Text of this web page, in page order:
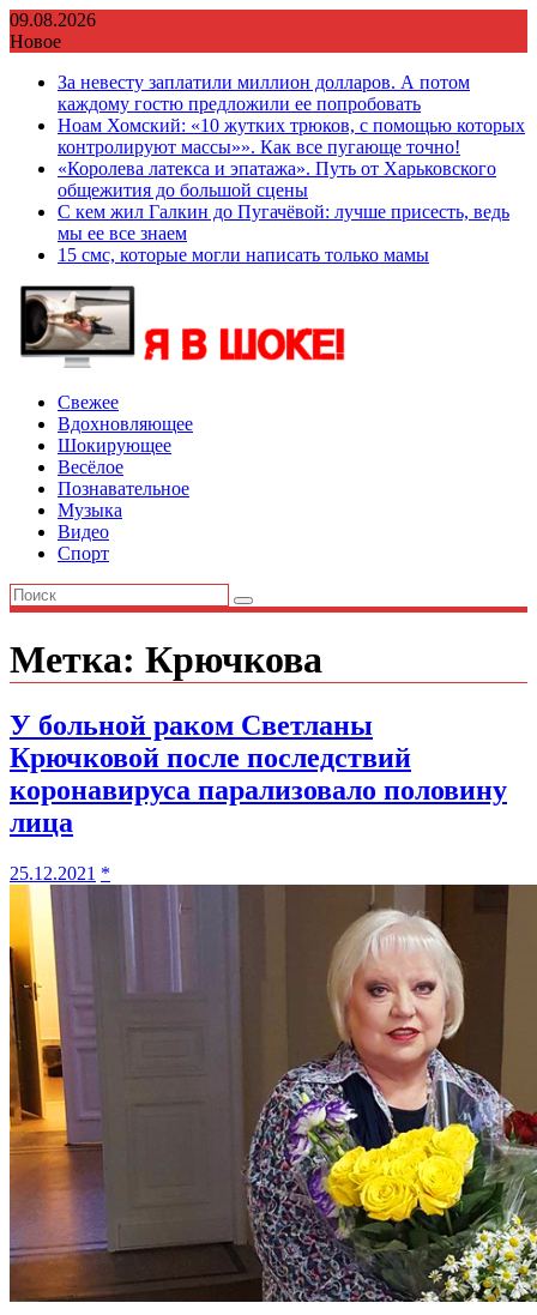
Перейти
к
09.08.2026
Новое
За невесту заплатили миллион долларов. А потом
каждому гостю предложили ее попробовать
Ноам Хомский: «10 жутких трюков, с помощью которых
контролируют массы»». Как все пугающе точно!
«Королева латекса и эпатажа». Путь от Харьковского
общежития до большой сцены
С кем жил Галкин до Пугачёвой: лучше присесть, ведь
мы ее все знаем
15 смс, которые могли написать только мамы
Свежее
Вдохновляющее
Шокирующее
Весёлое
Познавательное
Музыка
Видео
Спорт
Метка: Крючкова
У больной раком Светланы
Крючковой после последствий
коронавируса парализовало половину
лица
25.12.2021 *